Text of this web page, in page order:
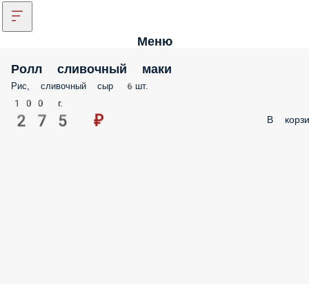
Меню
Ролл сливочный маки
Рис, сливочный сыр 6шт.
100 г.
275 ₽ В